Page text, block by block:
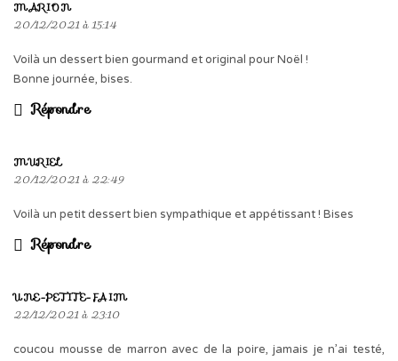
MARION
20/12/2021 à 15:14
Voilà un dessert bien gourmand et original pour Noël !
Bonne journée, bises.
Répondre
MURIEL
20/12/2021 à 22:49
Voilà un petit dessert bien sympathique et appétissant ! Bises
Répondre
UNE-PETITE-FAIM
22/12/2021 à 23:10
coucou mousse de marron avec de la poire, jamais je n’ai testé,